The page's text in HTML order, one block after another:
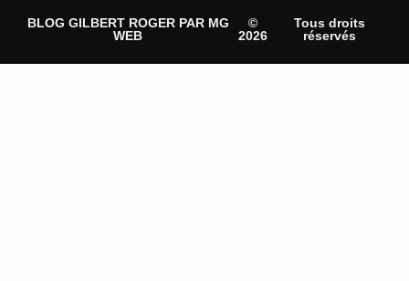
BLOG GILBERT ROGER PAR MG
WEB
©
2026
Tous droits
réservés